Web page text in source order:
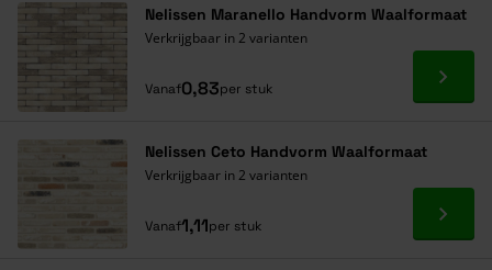
Nelissen Maranello Handvorm Waalformaat
Verkrijgbaar in 2 varianten
Vanaf0,83per stuk Ga
Nelissen Ceto Handvorm Waalformaat
Verkrijgbaar in 2 varianten
Vanaf1,11per stuk Ga